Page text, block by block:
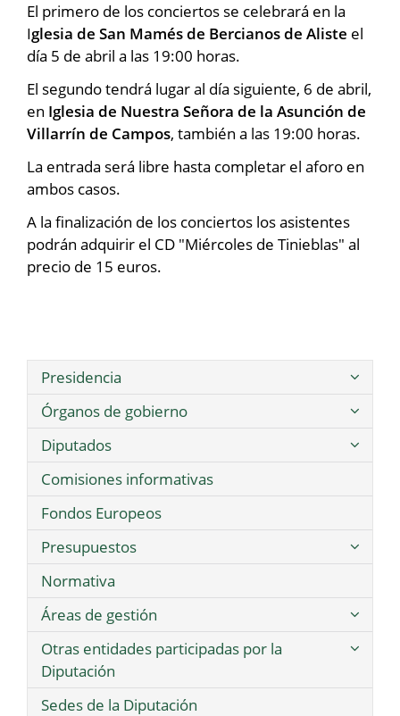
El primero de los conciertos se celebrará en la
Iglesia de San Mamés de Bercianos de Aliste el
día 5 de abril a las 19:00 horas.
El segundo tendrá lugar al día siguiente, 6 de abril,
en Iglesia de Nuestra Señora de la Asunción de
Villarrín de Campos, también a las 19:00 horas.
La entrada será libre hasta completar el aforo en
ambos casos.
A la finalización de los conciertos los asistentes
podrán adquirir el CD "Miércoles de Tinieblas" al
precio de 15 euros.
Presidencia
Órganos de gobierno
Diputados
Comisiones informativas
Fondos Europeos
Presupuestos
Normativa
Áreas de gestión
Otras entidades participadas por la
Diputación
Sedes de la Diputación